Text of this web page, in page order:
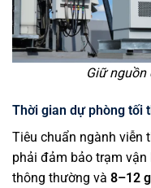
Giữ
Thời gian dự phòng tối
Tiêu chuẩn ngành viễn
phải đảm bảo trạm vận
thông thường và 8–12